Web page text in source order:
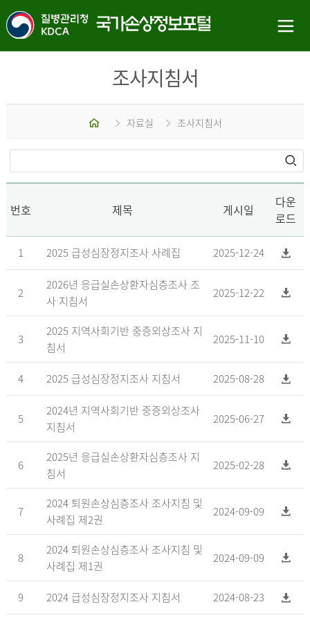
조사지침서
홈 자료실 조사지침서
번호 제목 게시일
다운
로드
1 2025 급성심장정지조사 사례집 2025-12-24
2
2026년 응급실손상환자심층조사 조
사 지침서
2025-12-22
3
2025 지역사회기반 중증외상조사 지
침서
2025-11-10
4 2025 급성심장정지조사 지침서 2025-08-28
5
2024년 지역사회기반 중증외상조사
지침서
2025-06-27
6
2025년 응급실손상환자심층조사 지
침서
2025-02-28
7
2024 퇴원손상심층조사 조사지침 및
사례집 제2권
2024-09-09
8
2024 퇴원손상심층조사 조사지침 및
사례집 제1권
2024-09-09
9 2024 급성심장정지조사 지침서 2024-08-23